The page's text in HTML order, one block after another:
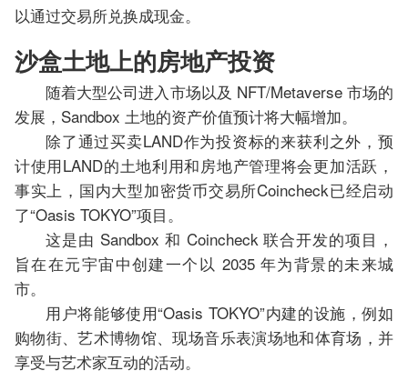
以通过交易所兑换成现金。
沙盒土地上的房地产投资
随着大型公司进入市场以及 NFT/Metaverse 市场的
发展，Sandbox 土地的资产价值预计将大幅增加。
除了通过买卖LAND作为投资标的来获利之外，预
计使用LAND的土地利用和房地产管理将会更加活跃，
事实上，国内大型加密货币交易所Coincheck已经启动
了“Oasis TOKYO”项目。
这是由 Sandbox 和 Coincheck 联合开发的项目，
旨在在元宇宙中创建一个以 2035 年为背景的未来城
市。
用户将能够使用“Oasis TOKYO”内建的设施，例如
购物街、艺术博物馆、现场音乐表演场地和体育场，并
享受与艺术家互动的活动。